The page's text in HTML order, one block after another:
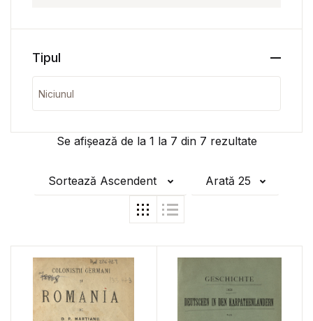
Se afișează de la 1 la 7 din 7 rezultate
Sortează Ascendent Arată 25
Tipul